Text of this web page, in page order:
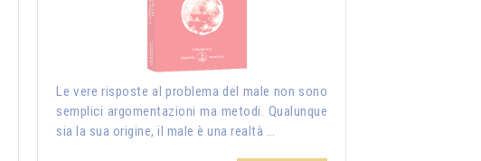
Le vere risposte al problema del male non sono
semplici argomentazioni ma metodi. Qualunque
sia la sua origine, il male è una realtà …